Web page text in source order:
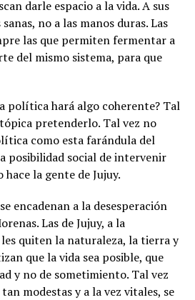
darle espacio a la vida. A sus
no a las manos duras. Las
las que permiten fermentar a
del mismo sistema, para que
política hará algo coherente? Tal
pretenderlo. Tal vez no
como esta farándula del
posibilidad social de intervenir
la gente de Jujuy.
encadenan a la desesperación
Las de Jujuy, a la
les quiten la naturaleza, la tierra y
que la vida sea posible, que
y no de sometimiento. Tal vez
modestas y a la vez vitales, se